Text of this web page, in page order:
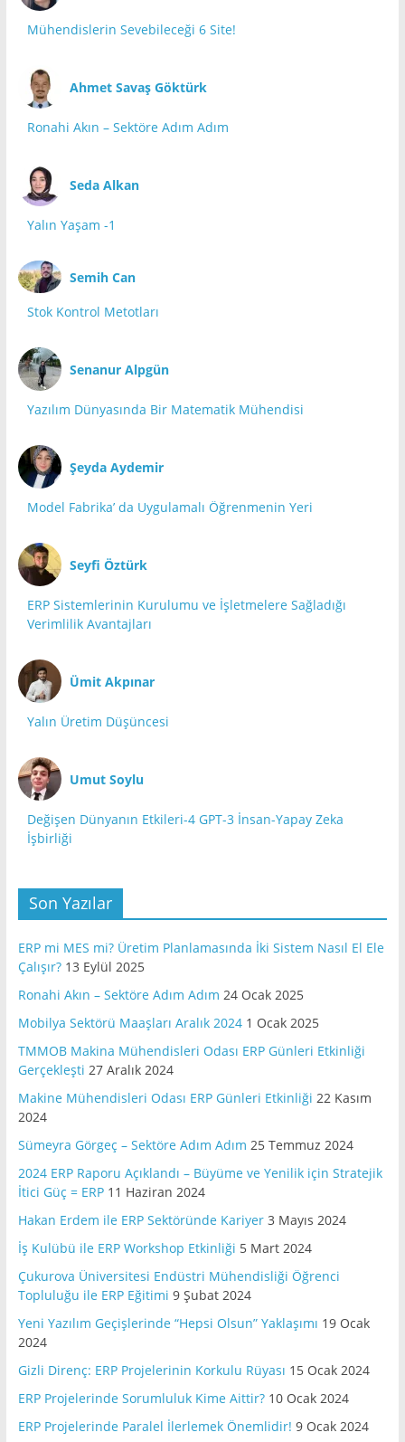
Mühendislerin Sevebileceği 6 Site!
Ahmet Savaş Göktürk
Ronahi Akın – Sektöre Adım Adım
Seda Alkan
Yalın Yaşam -1
Semih Can
Stok Kontrol Metotları
Senanur Alpgün
Yazılım Dünyasında Bir Matematik Mühendisi
Şeyda Aydemir
Model Fabrika’ da Uygulamalı Öğrenmenin Yeri
Seyfi Öztürk
ERP Sistemlerinin Kurulumu ve İşletmelere Sağladığı
Verimlilik Avantajları
Ümit Akpınar
Yalın Üretim Düşüncesi
Umut Soylu
Değişen Dünyanın Etkileri-4 GPT-3 İnsan-Yapay Zeka
İşbirliği
Son Yazılar
ERP mi MES mi? Üretim Planlamasında İki Sistem Nasıl El Ele
Çalışır? 13 Eylül 2025
Ronahi Akın – Sektöre Adım Adım 24 Ocak 2025
Mobilya Sektörü Maaşları Aralık 2024 1 Ocak 2025
TMMOB Makina Mühendisleri Odası ERP Günleri Etkinliği
Gerçekleşti 27 Aralık 2024
Makine Mühendisleri Odası ERP Günleri Etkinliği 22 Kasım
2024
Sümeyra Görgeç – Sektöre Adım Adım 25 Temmuz 2024
2024 ERP Raporu Açıklandı – Büyüme ve Yenilik için Stratejik
İtici Güç = ERP 11 Haziran 2024
Hakan Erdem ile ERP Sektöründe Kariyer 3 Mayıs 2024
İş Kulübü ile ERP Workshop Etkinliği 5 Mart 2024
Çukurova Üniversitesi Endüstri Mühendisliği Öğrenci
Topluluğu ile ERP Eğitimi 9 Şubat 2024
Yeni Yazılım Geçişlerinde “Hepsi Olsun” Yaklaşımı 19 Ocak
2024
Gizli Direnç: ERP Projelerinin Korkulu Rüyası 15 Ocak 2024
ERP Projelerinde Sorumluluk Kime Aittir? 10 Ocak 2024
ERP Projelerinde Paralel İlerlemek Önemlidir! 9 Ocak 2024